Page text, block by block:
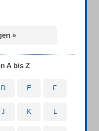
»
A bis Z
D E F
J K L